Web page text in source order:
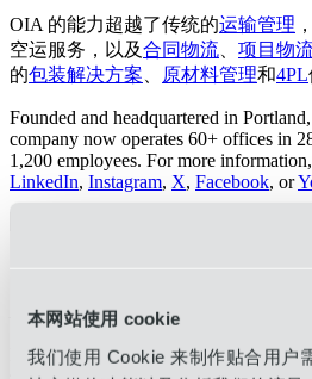
本网站使用 cookie
我们使用 Cookie 来制作贴合用户
OIA 的能力超越了传统的运输管理
空运服务，以及合同物流 项目物
的包装解决方案 原材料管理和4PL
Founded and headquartered in
company now operates 60+ offices in
1,200 employees. For more
LinkedIn, Instagram, X, Facebook, or
关于 BTi 物流
BTi Logistics 是一家总部位于澳大